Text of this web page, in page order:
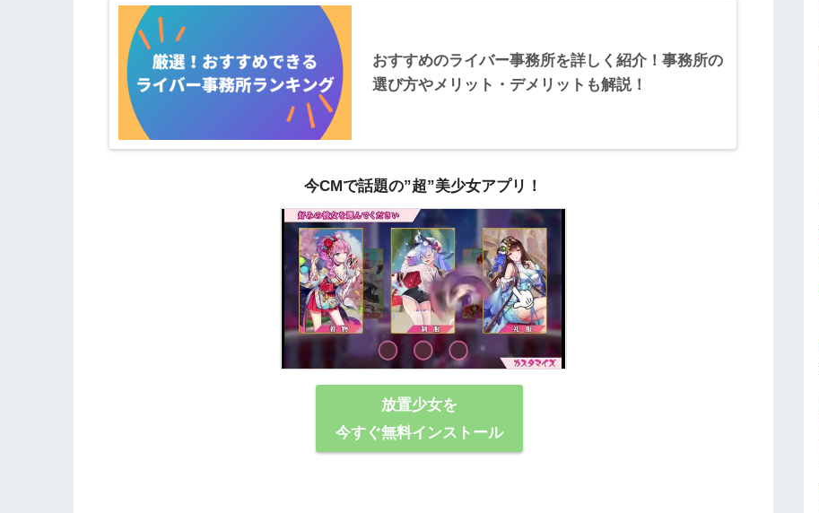
おすすめのライバー事務所を詳しく紹介！事務所の
選び方やメリット・デメリットも解説！
今CMで話題の”超”美少女アプリ！
放置少女を
今すぐ無料インストール